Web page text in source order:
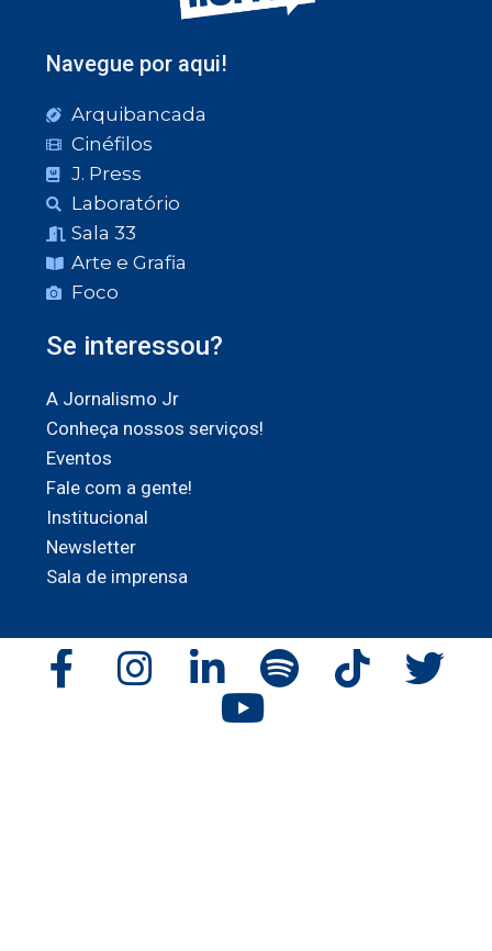
Navegue por aqui!
Arquibancada
Cinéfilos
J. Press
Laboratório
Sala 33
Arte e Grafia
Foco
Se interessou?
A Jornalismo Jr
Conheça nossos serviços!
Eventos
Fale com a gente!
Institucional
Newsletter
Sala de imprensa